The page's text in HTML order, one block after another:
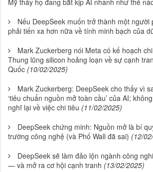
Nếu DeepSeek muốn trở thành một người
phải tiến xa hơn nữa về tính minh bạch của
Mark Zuckerberg nói Meta có kế hoạch
Thung lũng silicon hoảng loạn về sự cạnh
Quốc (10/02/2025)
Mark Zuckerberg: DeepSeek cho thấy vì
‘tiêu chuẩn nguồn mở toàn cầu’ của AI;
nghĩ lại về việc chi tiêu (11/02/2025)
DeepSeek chứng minh: Nguồn mở là bí
trường công nghệ (và Phố Wall đã sai) (12/
DeepSeek sẽ làm đảo lộn ngành công
— và mở ra cơ hội cạnh tranh (13/02/2025)